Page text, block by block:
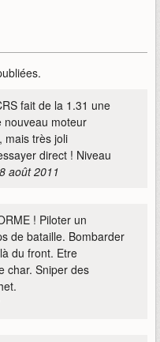
fait de la 1.31 une
nouveau moteur
mais très joli
direct ! Niveau
août 2011
! Piloter un
de bataille. Bombarder
du front. Etre
char. Sniper des